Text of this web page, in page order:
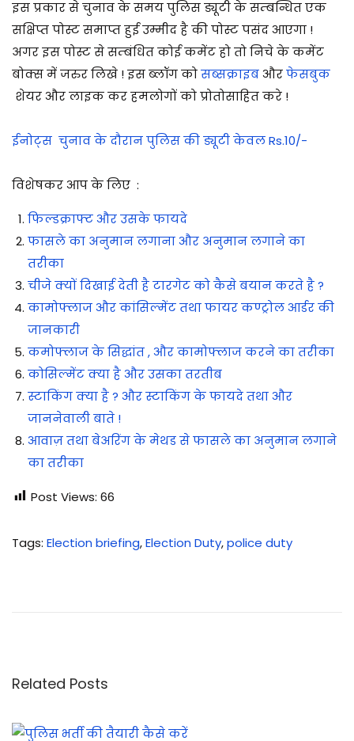
इस प्रकार से चुनाव के समय पुलिस ड्यूटी के सम्बन्धित एक
सक्षिप्त पोस्ट समाप्त हुई उम्मीद है की पोस्ट पसंद आएगा !
अगर इस पोस्ट से सम्बंधित कोई कमेंट हो तो निचे के कमेंट
बोक्स में जरुर लिखे ! इस ब्लॉग कोसब्सक्राइबऔरफेसबुक
शेयर और लाइक कर हमलोगों को प्रोतोसाहित करे !
ईनोट्स चुनाव के दौरान पुलिस की ड्यूटी केवल Rs.10/-
विशेषकर आप के लिए :
फिल्डक्राफ्ट और उसके फायदे
फासले का अनुमान लगाना और अनुमान लगाने का
तरीका
चीजे क्यों दिखाई देती है टारगेट को कैसे बयान करते है ?
कामोफ्लाज और कांसिल्मेंट तथा फायर कण्ट्रोल आर्डर की
जानकारी
कमोफ्लाज के सिद्धांत , और कामोफ्लाज करने का तरीका
कोसिल्मेंट क्या है और उसका तरतीब
स्टाकिंग क्या है ? और स्टाकिंग के फायदे तथा और
जाननेवाली बाते !
आवाज़ तथा बेअरिंग के मेथड से फासले का अनुमान लगाने
का तरीका
Post Views: 66
Tags: Election briefing,Election Duty,police duty
स्ते
ल
Related Posts